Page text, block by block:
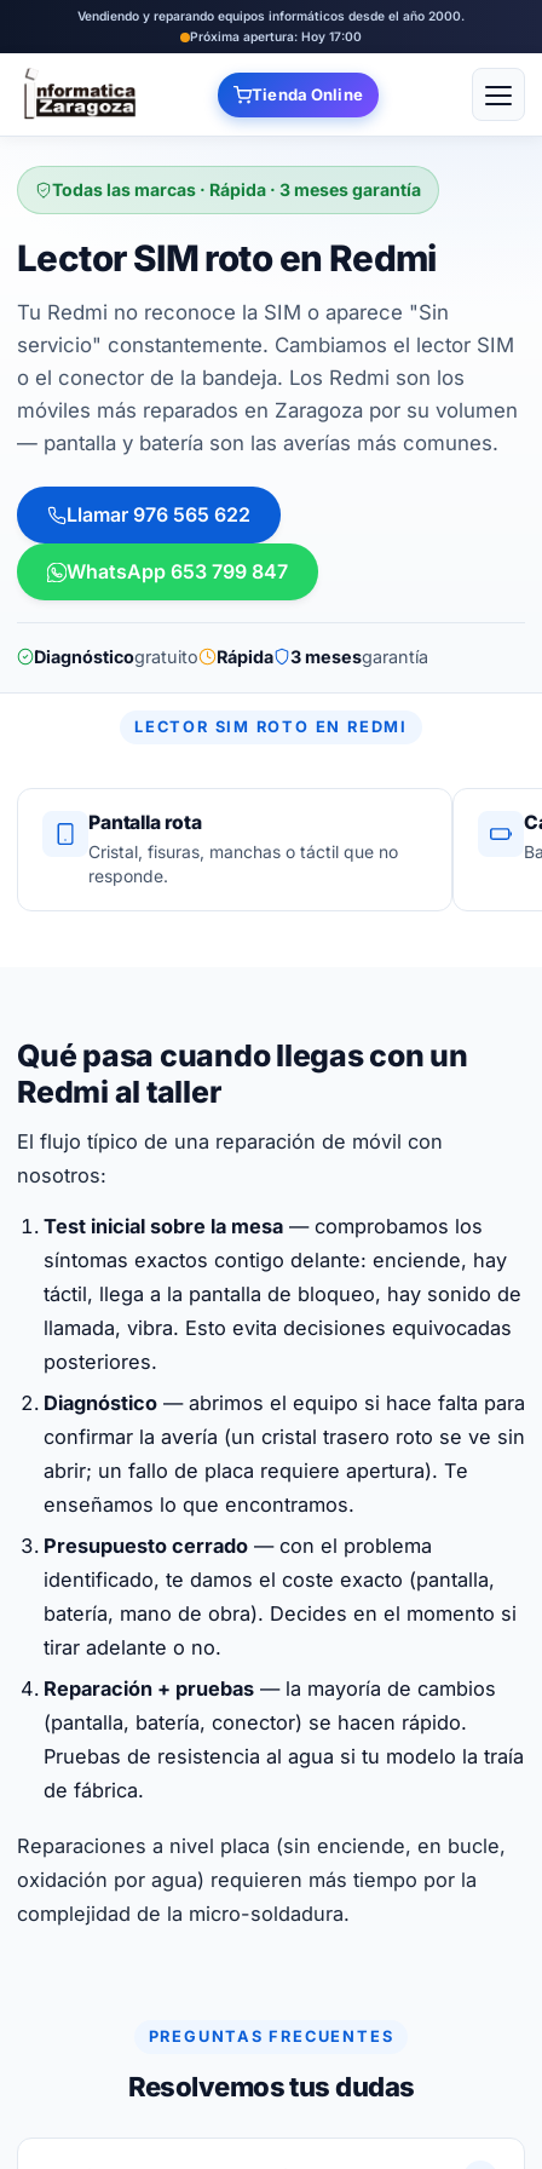
Vendiendo y reparando equipos informáticos desde el año 2000.
Próxima apertura: Hoy 17:00
Tienda Online Abrir
Todas las marcas · Rápida · 3 meses garantía
Lector SIM roto en Redmi
Tu Redmi no reconoce la SIM o aparece "Sin
servicio" constantemente. Cambiamos el lector SIM
o el conector de la bandeja. Los Redmi son los
móviles más reparados en Zaragoza por su volumen
— pantalla y batería son las averías más comunes.
Llamar 976 565 622
WhatsApp 653 799 847
Diagnósticogratuito Rápida 3 mesesgarantía
LECTOR SIM ROTO EN REDMI
Pantalla rota
Cristal, fisuras, manchas o táctil que no
responde.
Qué pasa cuando llegas con un
Redmi al taller
El flujo típico de una reparación de móvil con
nosotros:
Test inicial sobre la mesa — comprobamos los
síntomas exactos contigo delante: enciende, hay
táctil, llega a la pantalla de bloqueo, hay sonido de
llamada, vibra. Esto evita decisiones equivocadas
posteriores.
Diagnóstico — abrimos el equipo si hace falta para
confirmar la avería (un cristal trasero roto se ve sin
abrir; un fallo de placa requiere apertura). Te
enseñamos lo que encontramos.
Presupuesto cerrado — con el problema
identificado, te damos el coste exacto (pantalla,
batería, mano de obra). Decides en el momento si
tirar adelante o no.
Reparación + pruebas — la mayoría de cambios
(pantalla, batería, conector) se hacen rápido.
Pruebas de resistencia al agua si tu modelo la traía
de fábrica.
Reparaciones a nivel placa (sin enciende, en bucle,
oxidación por agua) requieren más tiempo por la
complejidad de la micro-soldadura.
PREGUNTAS FRECUENTES
Resolvemos tus dudas